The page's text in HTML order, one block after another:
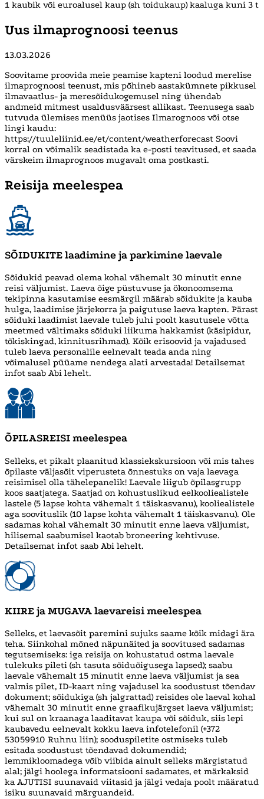
1 kaubik või euroalusel kaup (sh toidukaup) kaaluga kuni 3 t
Uus ilmaprognoosi teenus
13.03.2026
Soovitame proovida meie peamise kapteni loodud merelise
ilmaprognoosi teenust, mis põhineb aastakümnete pikkusel
ilmavaatlus- ja meresõidukogemusel ning ühendab
andmeid mitmest usaldusväärsest allikast. Teenusega saab
tutvuda ülemises menüüs jaotises Ilmarognoos või otse
lingi kaudu:
https://tuuleliinid.ee/et/content/weatherforecast Soovi
korral on võimalik seadistada ka e-posti teavitused, et saada
värskeim ilmaprognoos mugavalt oma postkasti.
Reisija meelespea
SÕIDUKITE laadimine ja parkimine laevale
Sõidukid peavad olema kohal vähemalt 30 minutit enne
reisi väljumist. Laeva õige püstuvuse ja ökonoomsema
tekipinna kasutamise eesmärgil määrab sõidukite ja kauba
hulga, laadimise järjekorra ja paigutuse laeva kapten. Pärast
sõiduki laadimist laevale tuleb juhi poolt kasutusele võtta
meetmed vältimaks sõiduki liikuma hakkamist (käsipidur,
tõkiskingad, kinnitusrihmad). Kõik erisoovid ja vajadused
tuleb laeva personalile eelnevalt teada anda ning
võimalusel püüame nendega alati arvestada! Detailsemat
infot saab Abi lehelt.
ÕPILASREISI meelespea
Selleks, et pikalt plaanitud klassiekskursioon või mis tahes
õpilaste väljasõit viperusteta õnnestuks on vaja laevaga
reisimisel olla tähelepanelik! Laevale liigub õpilasgrupp
koos saatjatega. Saatjad on kohustuslikud eelkooliealistele
lastele (5 lapse kohta vähemalt 1 täiskasvanu), kooliealistele
aga soovituslik (10 lapse kohta vähemalt 1 täiskasvanu). Ole
sadamas kohal vähemalt 30 minutit enne laeva väljumist,
hilisemal saabumisel kaotab broneering kehtivuse.
Detailsemat infot saab Abi lehelt.
KIIRE ja MUGAVA laevareisi meelespea
Selleks, et laevasõit paremini sujuks saame kõik midagi ära
teha. Siinkohal mõned näpunäited ja soovitused sadamas
tegutsemiseks: iga reisija on kohustatud ostma laevale
tulekuks pileti (sh tasuta sõiduõigusega lapsed); saabu
laevale vähemalt 15 minutit enne laeva väljumist ja sea
valmis pilet, ID-kaart ning vajadusel ka soodustust tõendav
dokument; sõidukiga (sh jalgrattad) reisides ole laeval kohal
vähemalt 30 minutit enne graafikujärgset laeva väljumist;
kui sul on kraanaga laaditavat kaupa või sõiduk, siis lepi
kaubavedu eelnevalt kokku laeva infotelefonil (+372
53059910 Ruhnu liin); sooduspiletite ostmiseks tuleb
esitada soodustust tõendavad dokumendid;
lemmikloomadega võib viibida ainult selleks märgistatud
alal; jälgi hoolega informatsiooni sadamates, et märkaksid
ka AJUTISI suunavaid viitasid ja jälgi vedaja poolt määratud
isiku suunavaid märguandeid.